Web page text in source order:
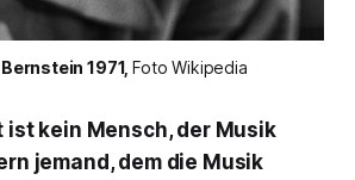
1971, Foto Wikipedia
ist kein Mensch, der Musik
jemand, dem die Musik